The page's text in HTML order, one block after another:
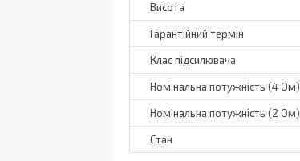
Висота
Гарантійний термін
Клас підсилювача
Номінальна потужність (4 Ом)
Номінальна потужність (2 Ом)
Стан